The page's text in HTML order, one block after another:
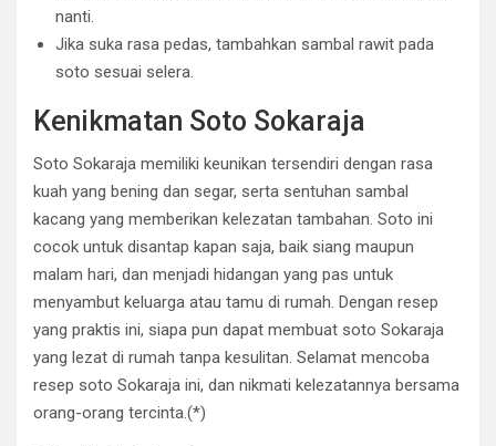
nanti.
Jika suka rasa pedas, tambahkan sambal rawit pada
soto sesuai selera.
Kenikmatan Soto Sokaraja
Soto Sokaraja memiliki keunikan tersendiri dengan rasa
kuah yang bening dan segar, serta sentuhan sambal
kacang yang memberikan kelezatan tambahan. Soto ini
cocok untuk disantap kapan saja, baik siang maupun
malam hari, dan menjadi hidangan yang pas untuk
menyambut keluarga atau tamu di rumah. Dengan resep
yang praktis ini, siapa pun dapat membuat soto Sokaraja
yang lezat di rumah tanpa kesulitan. Selamat mencoba
resep soto Sokaraja ini, dan nikmati kelezatannya bersama
orang-orang tercinta.(*)